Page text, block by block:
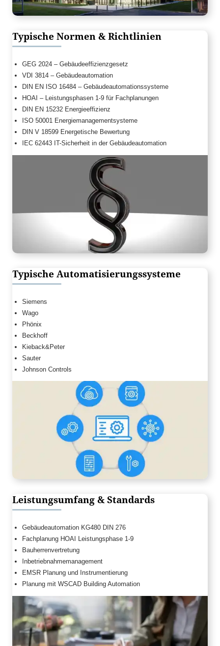
Typische Normen & Richtlinien
GEG 2024 – Gebäudeeffizienzgesetz
VDI 3814 – Gebäudeautomation
DIN EN ISO 16484 – Gebäudeautomationssysteme
HOAI – Leistungsphasen 1-9 für Fachplanungen
DIN EN 15232 Energieeffizienz
ISO 50001 Energiemanagementsysteme
DIN V 18599 Energetische Bewertung
IEC 62443 IT-Sicherheit in der Gebäudeautomation
Typische Automatisierungssysteme
Siemens
Wago
Phönix
Beckhoff
Kieback&Peter
Sauter
Johnson Controls
Leistungsumfang & Standards
Gebäudeautomation KG480 DIN 276
Fachplanung HOAI Leistungsphase 1-9
Bauherrenvertretung
Inbetriebnahmemanagement
EMSR Planung und Instrumentierung
Planung mit WSCAD Building Automation